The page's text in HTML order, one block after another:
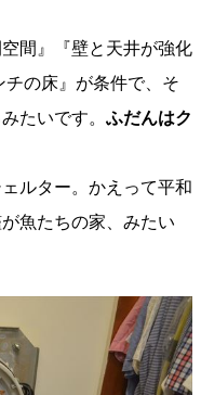
間』『壁と天井が強化
の床』が条件で、そ
たいです。 ふだんはク
ルター。かえって平和
魚たちの家、みたい